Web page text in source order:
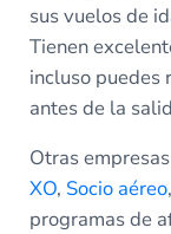
sus vuelos de
Tienen
incluso puedes
antes de la
Otras
XO, Socio aéreo
programas de